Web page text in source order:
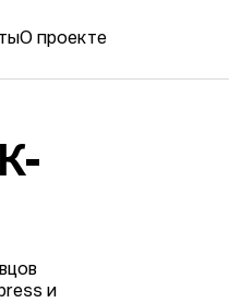
О проекте
и